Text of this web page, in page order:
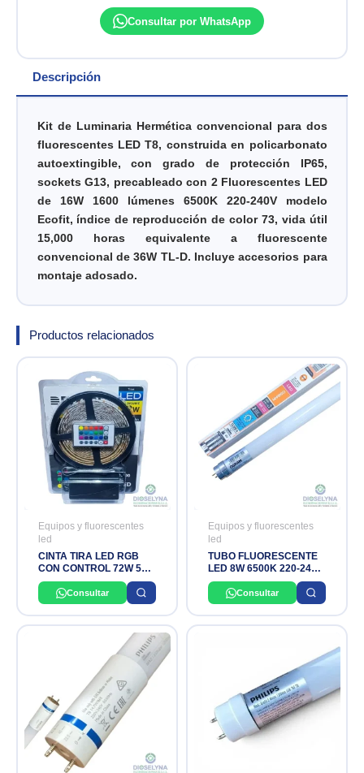
Consultar por WhatsApp
Descripción
Kit de Luminaria Hermética convencional para dos
fluorescentes LED T8, construida en policarbonato
autoextingible, con grado de protección IP65,
sockets G13, precableado con 2 Fluorescentes LED
de 16W 1600 lúmenes 6500K 220-240V modelo
Ecofit, índice de reproducción de color 73, vida útil
15,000 horas equivalente a fluorescente
convencional de 36W TL-D. Incluye accesorios para
montaje adosado.
Productos relacionados
Equipos y fluorescentes
led
CINTA TIRA LED RGB
CON CONTROL 72W 5
METROS 12V DIXON
Consultar
Equipos y fluorescentes
led
TUBO FLUORESCENTE
LED 8W 6500K 220-240V
OSRAM
Consultar